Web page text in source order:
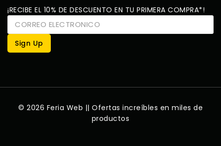
¡RECIBE EL 10% DE DESCUENTO EN TU PRIMERA COMPRA*!
© 2026 Feria Web || Ofertas increíbles en miles de
productos